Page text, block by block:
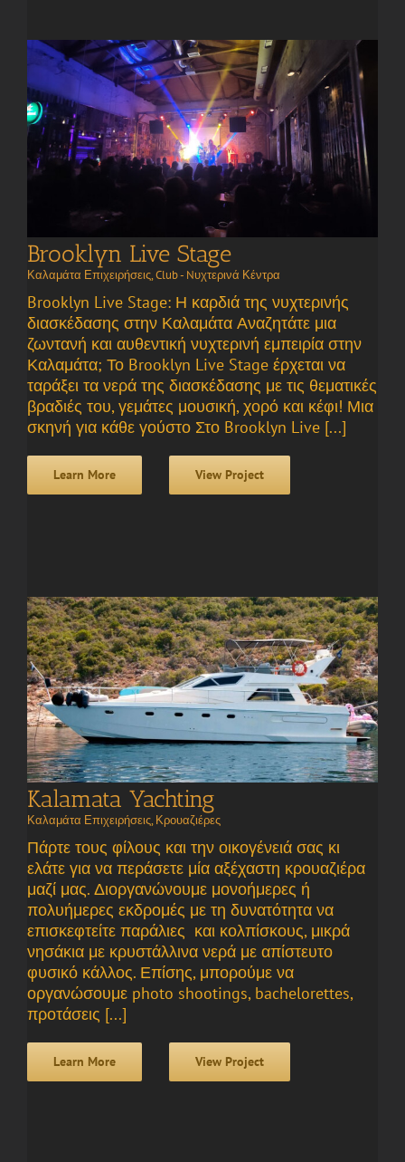
Brooklyn Live Stage
Καλαμάτα Επιχειρήσεις,Club - Nυχτερινά Κέντρα
Brooklyn Live Stage: Η καρδιά της νυχτερινής
διασκέδασης στην Καλαμάτα Αναζητάτε μια
ζωντανή και αυθεντική νυχτερινή εμπειρία στην
Καλαμάτα; Το Brooklyn Live Stage έρχεται να
ταράξει τα νερά της διασκέδασης με τις θεματικές
βραδιές του, γεμάτες μουσική, χορό και κέφι! Μια
σκηνή για κάθε γούστο Στο Brooklyn Live [...]
Learn More View Project
Kalamata Yachting
Καλαμάτα Επιχειρήσεις, Κρουαζιέρες
Πάρτε τους φίλους και την οικογένειά σας κι
ελάτε για να περάσετε μία αξέχαστη κρουαζιέρα
μαζί μας. Διοργανώνουμε μονοήμερες ή
πολυήμερες εκδρομές με τη δυνατότητα να
επισκεφτείτε παράλιες και κολπίσκους, μικρά
νησάκια με κρυστάλλινα νερά με απίστευτο
φυσικό κάλλος. Επίσης, μπορούμε να
οργανώσουμε photo shootings, bachelorettes,
προτάσεις [...]
Learn More View Project